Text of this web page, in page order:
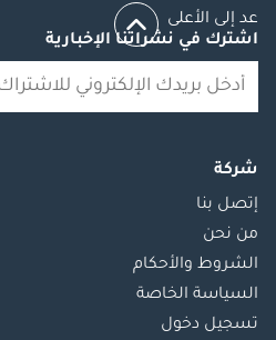
عد إلى الأعلى
اشترك في نشراتنا الإخبارية
شركة
إتصل بنا
من نحن
الشروط والأحكام
السياسة الخاصة
تسجيل دخول